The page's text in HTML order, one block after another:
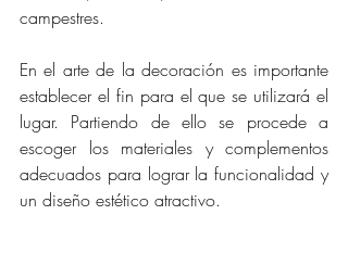
campestres.
En el arte de la decoración es importante
establecer el fin para el que se utilizará el
lugar. Partiendo de ello se procede a
escoger los materiales y complementos
adecuados para lograr la funcionalidad y
un diseño estético atractivo.